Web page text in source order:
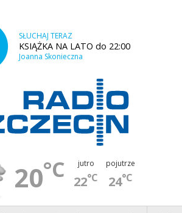
SŁUCHAJ TERAZ
KSIĄŻKA NA LATO do 22:00
Joanna Skonieczna
20°C jutro
22°C
pojutrze
24°C